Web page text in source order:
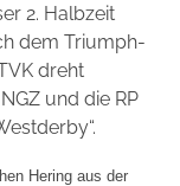
2. Halbzeit
dem Triumph-
dreht
und die RP
Hering aus der